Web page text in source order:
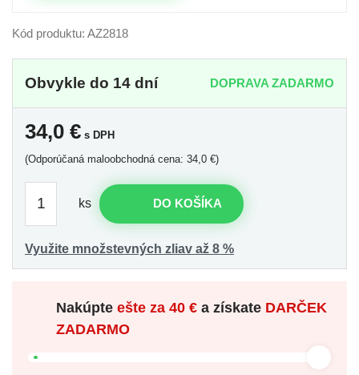
Kód produktu: AZ2818
Obvykle do 14 dní DOPRAVA ZADARMO
34,0 € s DPH
(Odporúčaná maloobchodná cena: 34,0 €)
ks DO KOŠÍKA
Využite množstevných zliav až 8 %
Nakúpte ešte za40 €a získate DARČEK
ZADARMO